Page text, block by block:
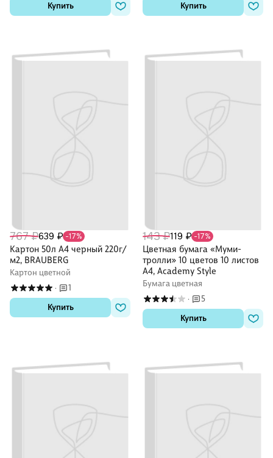
Купить
Купить
767 ₽639 ₽ -17%
Картон 50л А4 черный 220г/
м2, BRAUBERG
Картон цветной
·
1
Купить
143 ₽119 ₽ -17%
Цветная бумага «Муми-
тролли» 10 цветов 10 листов
А4, Academy Style
Бумага цветная
·
5
Купить